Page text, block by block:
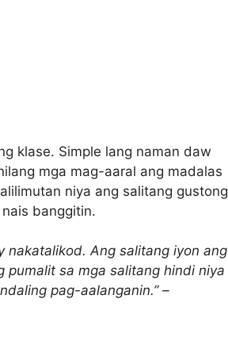
klase. Simple lang naman daw
mga mag-aaral ang madalas
niya ang salitang gustong
banggitin.
nakatalikod. Ang salitang iyon ang
pumalit sa mga salitang hindi niya
pag-aalanganin.” –